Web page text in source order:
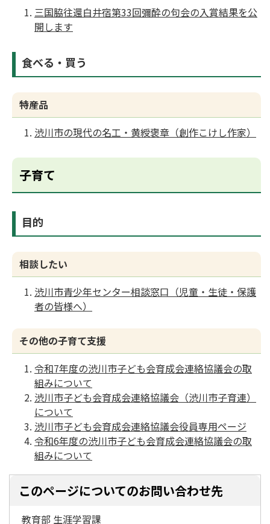
三国脇往還白井宿第33回彌酔の句会の入賞結果を公
開します
食べる・買う
特産品
渋川市の現代の名工・黄綬褒章（創作こけし作家）
子育て
目的
相談したい
渋川市青少年センター相談窓口（児童・生徒・保護
者の皆様へ）
その他の子育て支援
令和7年度の渋川市子ども会育成会連絡協議会の取
組みについて
渋川市子ども会育成会連絡協議会（渋川市子育連）
について
渋川市子ども会育成会連絡協議会役員専用ページ
令和6年度の渋川市子ども会育成会連絡協議会の取
組みについて
このページについてのお問い合わせ先
教育部 生涯学習課